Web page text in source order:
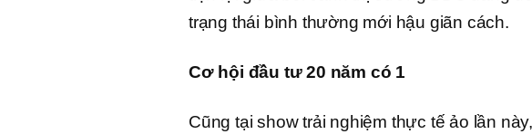
trạng thái bình thường mới hậu giãn cách.
Cơ hội đầu tư 20 năm có 1
Cũng tại show trải nghiệm thực tế ảo lần